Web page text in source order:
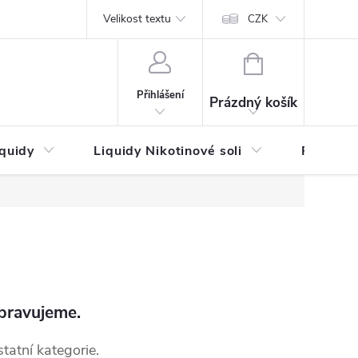
Reklamační řád Vrácení zboží a reklamace
Velikost textu CZK
Přihlášení
NÁKUPNÍ
Prázdný košík
Liquidy Nikotinové soli
kategorie.